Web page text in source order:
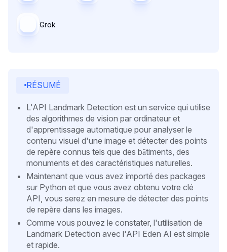
Grok
RÉSUMÉ
L'API Landmark Detection est un service qui utilise
des algorithmes de vision par ordinateur et
d'apprentissage automatique pour analyser le
contenu visuel d'une image et détecter des points
de repère connus tels que des bâtiments, des
monuments et des caractéristiques naturelles.
Maintenant que vous avez importé des packages
sur Python et que vous avez obtenu votre clé
API, vous serez en mesure de détecter des points
de repère dans les images.
Comme vous pouvez le constater, l'utilisation de
Landmark Detection avec l'API Eden AI est simple
et rapide.